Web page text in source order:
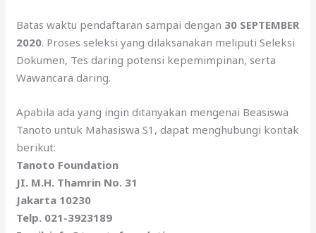
Batas waktu pendaftaran sampai dengan 30 SEPTEMBER
2020. Proses seleksi yang dilaksanakan meliputi Seleksi
Dokumen, Tes daring potensi kepemimpinan, serta
Wawancara daring.
Apabila ada yang ingin ditanyakan mengenai Beasiswa
Tanoto untuk Mahasiswa S1, dapat menghubungi kontak
berikut:
Tanoto Foundation
JI. M.H. Thamrin No. 31
Jakarta 10230
Telp. 021-3923189